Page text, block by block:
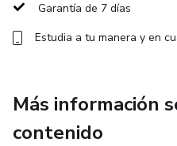
✅ Miniaturas impactantes
📲 ¿A quién va dirigido?
Garantía de 7 días
Estudia a tu manera y en
Más información
contenido